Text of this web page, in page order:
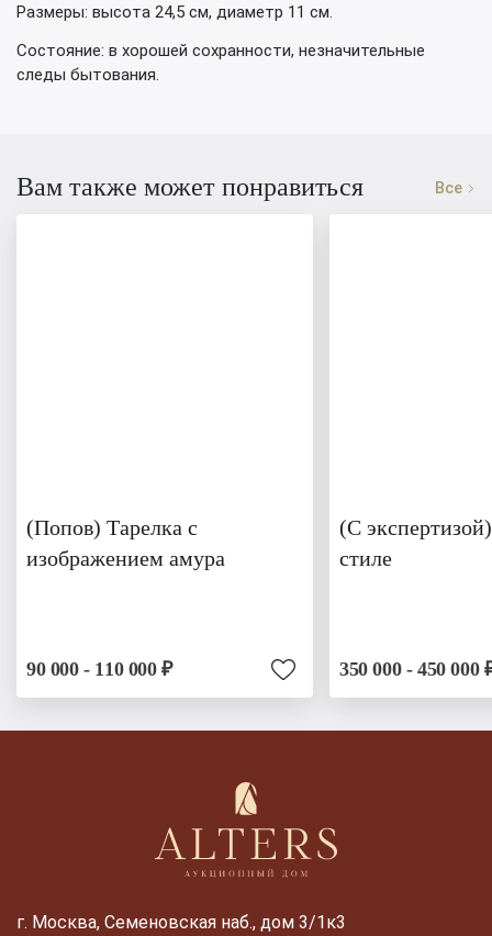
Размеры: высота 24,5 см, диаметр 11 см.
Состояние: в хорошей сохранности, незначительные
следы бытования.
Вам также может понравиться Все
(Попов) Тарелка с
изображением амура
90 000 - 110 000 ₽
(С
стиле
350 000 - 450 000
г. Москва, Семеновская наб., дом 3/1к3